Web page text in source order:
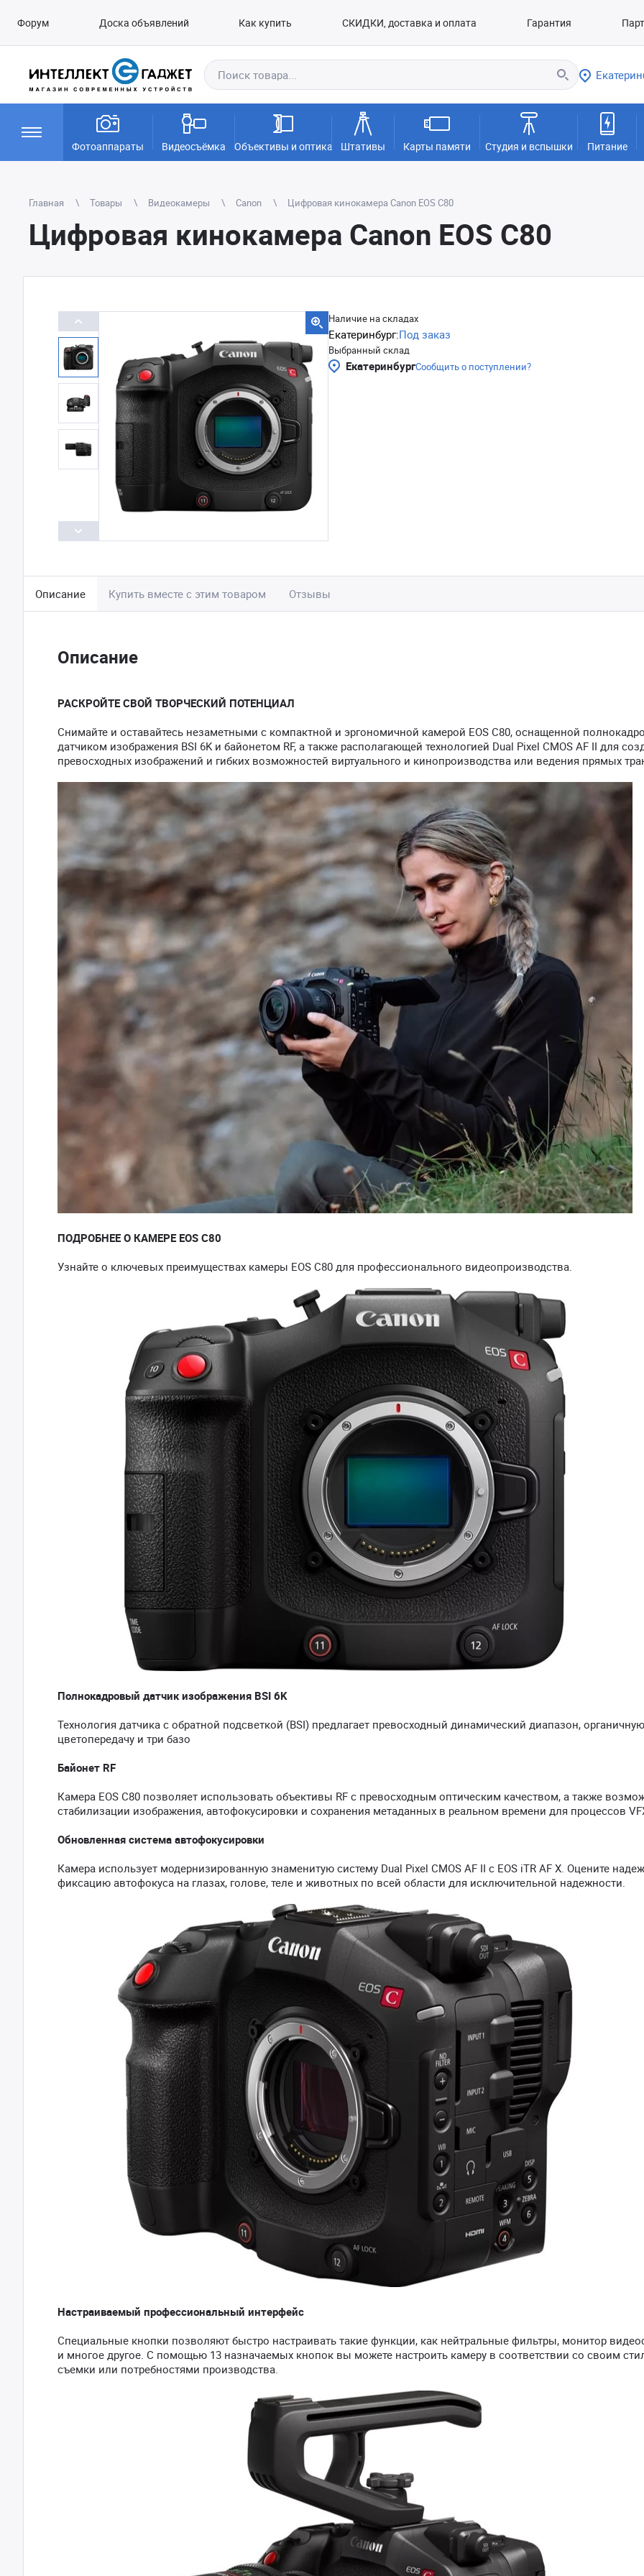
Форум Доска объявлений Как купить СКИДКИ, доставка и оплата Гарантия
Фотоаппараты Видеосъёмка Объективы и оптика Штативы Карты памяти Студия и вспышки Питание
Главная Товары Видеокамеры Canon Цифровая кинокамера Canon EOS C80
Цифровая кинокамера Canon EOS C80
Наличие на складах
Екатеринбург:Под заказ
Выбранный склад
ЕкатеринбургСообщить о поступлении?
Описание Купить вместе с этим товаром Отзывы
Описание
РАСКРОЙТЕ СВОЙ ТВОРЧЕСКИЙ ПОТЕНЦИАЛ
Снимайте и оставайтесь незаметными с компактной и эргономичной камерой EOS C80, оснащенной
датчиком изображения BSI 6K и байонетом RF, а также располагающей технологией Dual Pixel CMOS AF II для
превосходных изображений и гибких возможностей виртуального и кинопроизводства или ведения прямых
ПОДРОБНЕЕ О КАМЕРЕ EOS C80
Узнайте о ключевых преимуществах камеры EOS C80 для профессионального видеопроизводства.
Полнокадровый датчик изображения BSI 6K
Технология датчика с обратной подсветкой (BSI) предлагает превосходный динамический диапазон, органичную
цветопередачу и три базо
Байонет RF
Камера EOS C80 позволяет использовать объективы RF с превосходным оптическим качеством, а также
стабилизации изображения, автофокусировки и сохранения метаданных в реальном времени для процессов
Обновленная система автофокусировки
Камера использует модернизированную знаменитую систему Dual Pixel CMOS AF II с EOS iTR AF X. Оцените
фиксацию автофокуса на глазах, голове, теле и животных по всей области для исключительной надежности.
Настраиваемый профессиональный интерфейс
Специальные кнопки позволяют быстро настраивать такие функции, как нейтральные фильтры, монитор
и многое другое. С помощью 13 назначаемых кнопок вы можете настроить камеру в соответствии со своим
съемки или потребностями производства.